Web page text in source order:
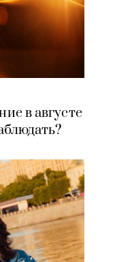
в августе